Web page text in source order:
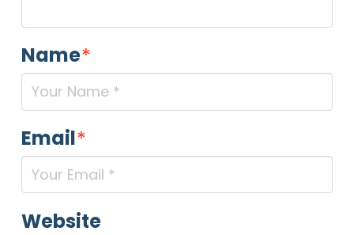
Name*
Email*
Website